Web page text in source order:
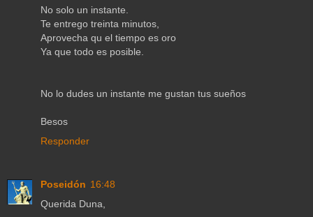
No solo un instante.
Te entrego treinta minutos,
Aprovecha qu el tiempo es oro
Ya que todo es posible.
No lo dudes un instante me gustan tus sueños
Besos
Responder
Poseidón 16:48
Querida Duna,